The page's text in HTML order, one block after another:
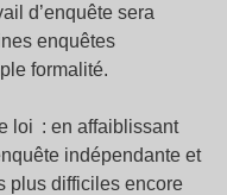
d’enquête sera
enquêtes
formalité.
loi : en affaiblissant
indépendante et
plus difficiles encore